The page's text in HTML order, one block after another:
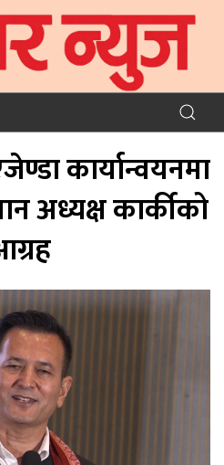
कार्यान्वयनमा
अध्यक्ष कार्कीको